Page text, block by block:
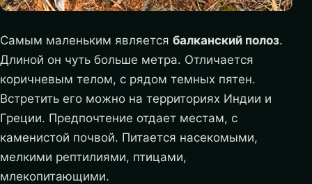
Самым маленьким является балканский полоз.
Длиной он чуть больше метра. Отличается
коричневым телом, с рядом темных пятен.
Встретить его можно на территориях Индии и
Греции. Предпочтение отдает местам, с
каменистой почвой. Питается насекомыми,
мелкими рептилиями, птицами,
млекопитающими.